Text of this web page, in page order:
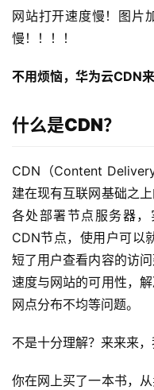
网站打开速度慢！图片
慢！！！！
不用烦恼，华为云CDN来
什么是CDN？
CDN（Content
建在现有互联网基础之
各处部署节点服务器
CDN节点，使用户可以
短了用户查看内容的访
速度与网站的可用性，
网点分布不均等问题。
不是十分理解？来来来，
你在网上买了一本书，